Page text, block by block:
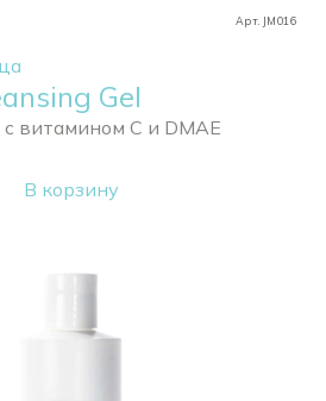
Арт. JM016
Gel
витамином С и DMAE
В корзину